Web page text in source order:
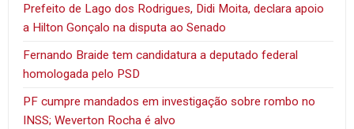
Prefeito de Lago dos Rodrigues, Didi Moita, declara apoio
a Hilton Gonçalo na disputa ao Senado
Fernando Braide tem candidatura a deputado federal
homologada pelo PSD
PF cumpre mandados em investigação sobre rombo no
INSS; Weverton Rocha é alvo